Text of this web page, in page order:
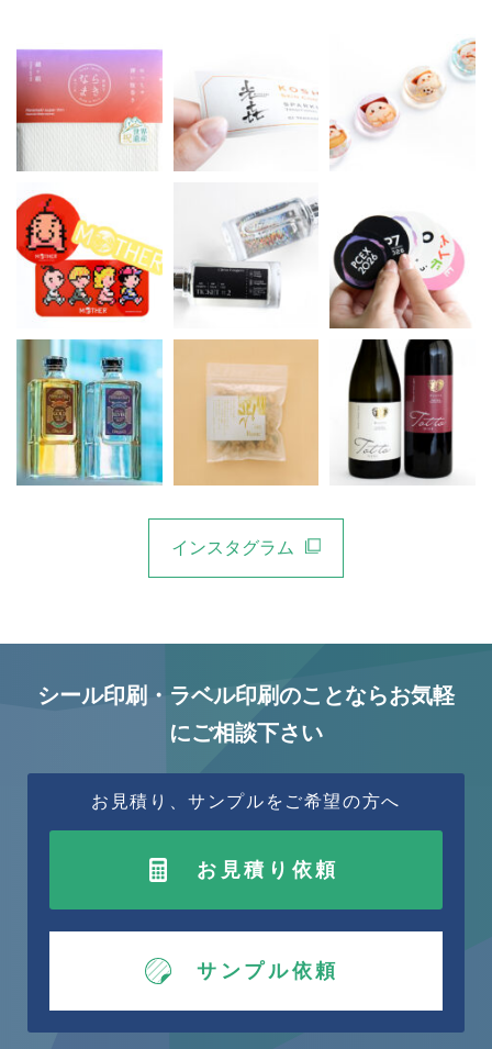
インスタグラム
シール印刷・ラベル印刷のことならお気軽
にご相談下さい
お見積り、サンプルをご希望の方へ
お見積り依頼
サンプル依頼